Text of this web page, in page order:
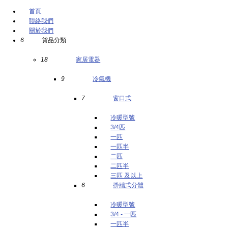
首頁
聯絡我們
關於我們
6
貨品分類
18 家居電器
9 冷氣機
7 窗口式
冷暖型號
3/4匹
一匹
一匹半
二匹
二匹半
三匹 及以上
6
掛牆式分體
冷暖型號
3/4 - 一匹
一匹半